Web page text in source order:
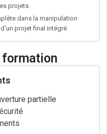
projets.
dans la manipulation
projet final intégré.
formation
partielle